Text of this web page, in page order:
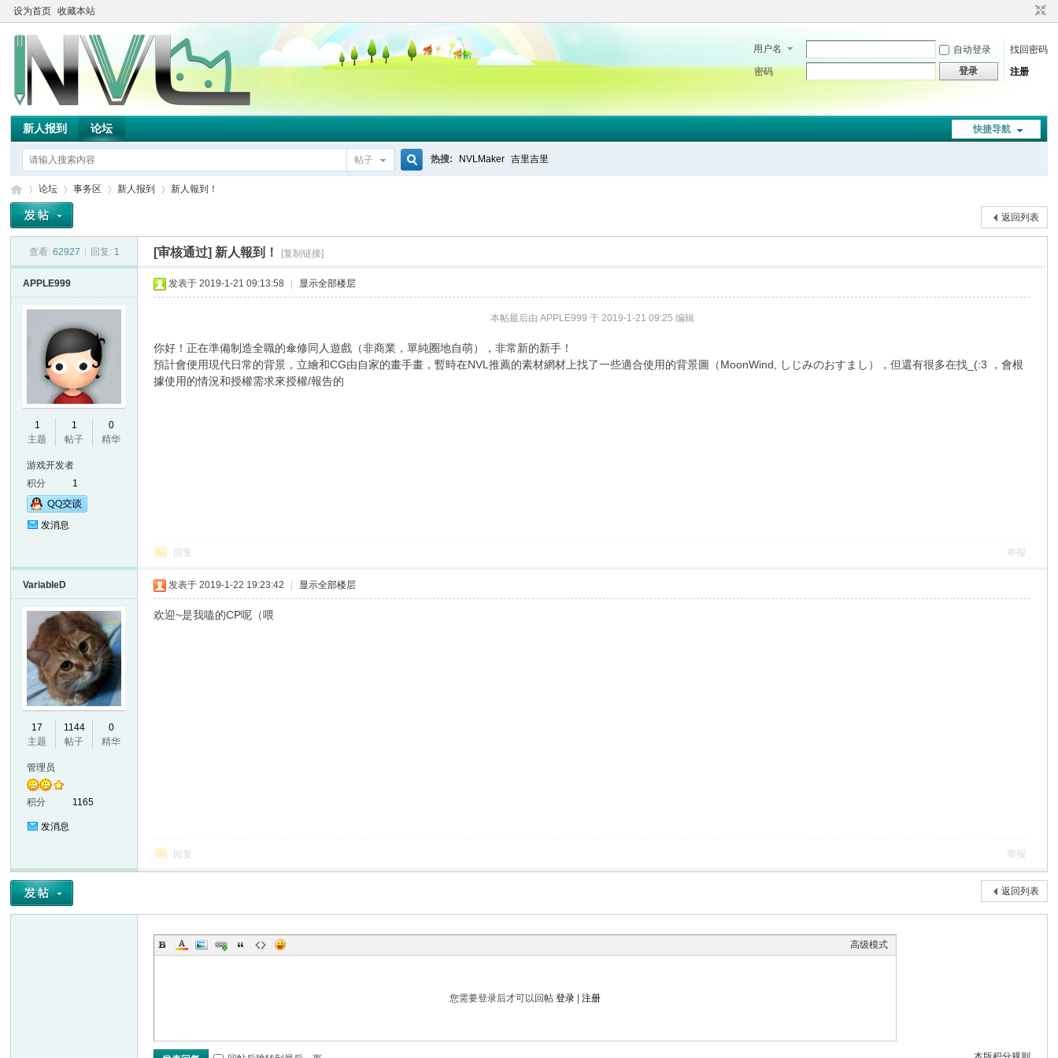
设为首页 收藏本站
用户名 自动登录
找回密码
密码
登录 注册
快捷导航
新人报到 论坛
帖子 热搜: NVLMaker 吉里吉里
N
论坛
›
事务区
›
新人报到
›
新人報到！
返回列表
查看: 62927 回复: 1 [审核通过] 新人報到！ [复制链接]
APPLE999
1
主题
1
帖子
0
精华
游戏开发者
积分
1
发消息
发表于 2019-1-21 09:13:58 显示全部楼层
本帖最后由 APPLE999 于 2019-1-21 09:25 编辑
你好！正在準備制造全職的傘修同人遊戲（非商業，單純圈地自萌），非常新的新手！
預計會便用現代日常的背景，立繪和CG由自家的畫手畫，暫時在NVL推薦的素材網材上找了一些適合使用的背景圖（MoonWind, しじみのおすまし），但還有很多在找_(:3 ，會根
據使用的情況和授權需求來授權/報告的
回复 举报
VariableD
17
主题
1144
帖子
0
精华
管理员
积分 1165
发消息
发表于 2019-1-22 19:23:42 显示全部楼层
欢迎~是我嗑的CP呢（喂
回复 举报
返回列表
高级模式
您需要登录后才可以回帖登录 |注册